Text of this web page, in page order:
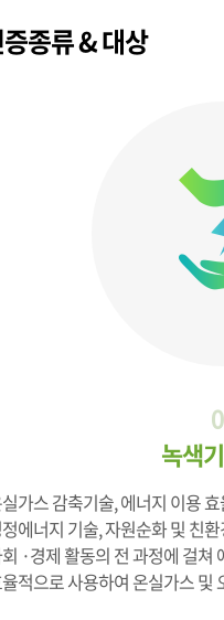
종류 & 대상
녹색
가스 감축기술, 에너지 이용
에너지 기술, 자원순화 및 친
·경제 활동의 전 과정에 걸쳐
적으로 사용하여 온실가스 및